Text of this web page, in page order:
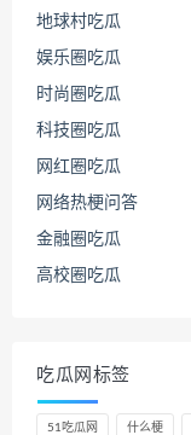
地球村吃瓜
娱乐圈吃瓜
时尚圈吃瓜
科技圈吃瓜
网红圈吃瓜
网络热梗问答
金融圈吃瓜
高校圈吃瓜
吃瓜网标签
51吃瓜网 什么梗